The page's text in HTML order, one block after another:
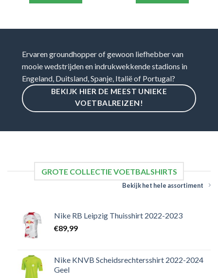
Ervaren groundhopper of gewoon liefhebber van
mooie wedstrijden en indrukwekkende stadions in
Engeland, Duitsland, Spanje, Italië of Portugal?
BEKIJK HIER DE MEEST UNIEKE
VOETBALREIZEN!
GROTE COLLECTIE VOETBALSHIRTS
Bekijk het hele assortiment
Nike RB Leipzig Thuisshirt 2022-2023
€89,99
Nike KNVB Scheidsrechtersshirt 2022-2024
Geel